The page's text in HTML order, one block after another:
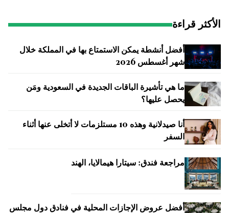
الأكثر قراءة
أفضل أنشطة يمكن الاستمتاع بها في المملكة خلال
شهر أغسطس 2026
ما هي تأشيرة الباقات الجديدة في السعودية ومَن
يحصل عليها؟
أنا صيدلانية وهذه 10 مستلزمات لا أتخلى عنها أثناء
السفر
مراجعة فندق: سيتارا هيمالايا، الهند
أفضل عروض الإجازات المحلية في فنادق دول مجلس